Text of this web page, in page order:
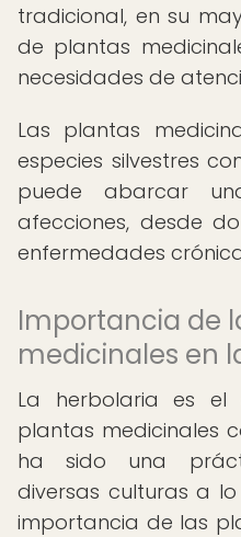
tradicional, en su
de plantas
necesidades de
Las plantas
especies silvestres
puede abarcar
afecciones, desde
enfermedades
Importancia de
medicinales en
La herbolaria es
plantas medicinales
ha sido una
diversas culturas a
importancia de las